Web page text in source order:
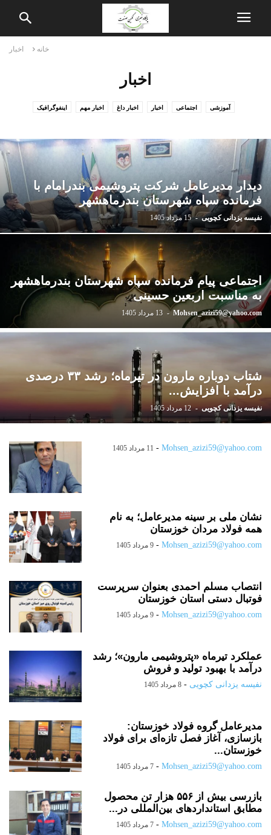
خانه اخبار
اخبار
آموزشی اجتماعی اخبار اخبار داغ اخبار مهم اینفوگرافیک
حوزه و دانشگاه خبرهای بانوان دانش و فناوری دین و اندیشه سخن سردبیر
سیاست شهرداری فرهنگ و هنر
ورزشی یادداشت و تحلیل
دیدار مدیرعامل شرکت پتروشیمی بندرامام با
فرمانده سپاه شهرستان بندرماهشهر
نفیسه یزدانی کچویی - 15 مرداد 1405
اجتماعی پیام فرمانده سپاه شهرستان بندرماهشهر
به مناسبت اربعین حسینی
Mohsen_azizi59@yahoo.com
- 13 مرداد 1405
شتاب دوباره مارون در تیرماه؛ رشد ۳۳ درصدی
درآمد با افزایش...
نفیسه یزدانی کچویی - 12 مرداد 1405
Mohsen_azizi59@yahoo.com
- 11 مرداد 1405
نشان ملی بر سینه مدیرعامل؛ به نام
همه فولاد مردان خوزستان
Mohsen_azizi59@yahoo.com
- 9 مرداد 1405
انتصاب مسلم احمدی بعنوان سرپرست
فوتبال دستی استان خوزستان
Mohsen_azizi59@yahoo.com
- 9 مرداد 1405
عملکرد تیرماه «پتروشیمی مارون»؛ رشد
درآمد با بهبود تولید و فروش
نفیسه یزدانی کچویی - 8 مرداد 1405
مدیرعامل گروه فولاد خوزستان:
بازسازی، آغاز فصل تازه‌ای برای فولاد
خوزستان...
Mohsen_azizi59@yahoo.com
- 7 مرداد 1405
بازرسی بیش از ۵۵۶ هزار تن محصول
مطابق استانداردهای بین‌المللی در...
Mohsen_azizi59@yahoo.com
- 7 مرداد 1405